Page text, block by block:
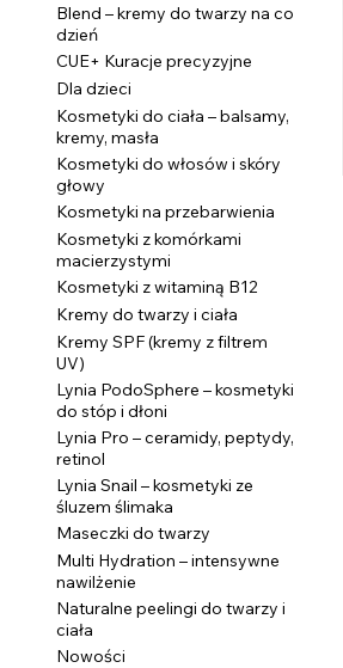
Blend – kremy do twarzy na co
dzień
CUE+ Kuracje precyzyjne
Dla dzieci
Kosmetyki do ciała – balsamy,
kremy, masła
Kosmetyki do włosów i skóry
głowy
Kosmetyki na przebarwienia
Kosmetyki z komórkami
macierzystymi
Kosmetyki z witaminą B12
Kremy do twarzy i ciała
Kremy SPF (kremy z filtrem
UV)
Lynia PodoSphere – kosmetyki
do stóp i dłoni
Lynia Pro – ceramidy, peptydy,
retinol
Lynia Snail – kosmetyki ze
śluzem ślimaka
Maseczki do twarzy
Multi Hydration – intensywne
nawilżenie
Naturalne peelingi do twarzy i
ciała
Nowości